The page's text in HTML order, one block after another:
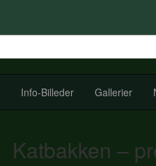
Info-Billeder Gallerier
Katbakken –